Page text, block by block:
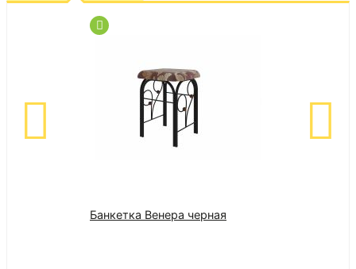
Банкетка Венера черная